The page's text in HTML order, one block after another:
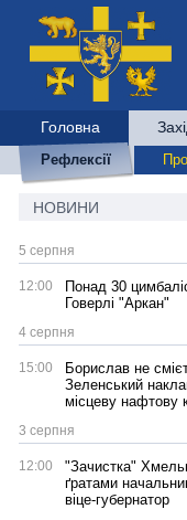
Головна
Рефлексії
НОВИНИ
5 серпня
12:00
Понад 30
Говерлі "Аркан"
4 серпня
15:00
Борислав не
Зеленський
місцеву нафтову
3 серпня
12:00
"Зачистка"
ґратами
віце-губернатор